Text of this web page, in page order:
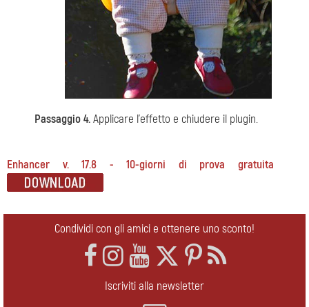
Passaggio 4.Applicare l'effetto e chiudere il plugin.
Enhancer v. 17.8 - 10-giorni di prova gratuita
Condividi con gli amici e ottenere uno sconto!
Iscriviti alla newsletter